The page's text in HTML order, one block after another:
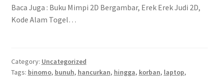
Baca Juga : Buku Mimpi 2D Bergambar, Erek Erek Judi 2D,
Kode Alam Togel…
Category: Uncategorized
Tags: binomo, bunuh, hancurkan, hingga, korban, laptop,